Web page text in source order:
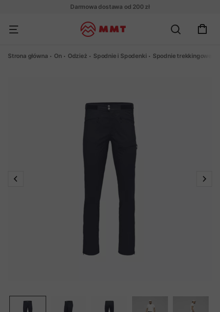
Darmowa dostawa od 200 zł
Strona główna On Odzież Spodnie i Spodenki Spodnie trekkingowe